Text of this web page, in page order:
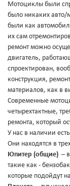
Мотоциклы были
было никаких авто/
были как
их сам
ремонт можно
двигатель,
спроектирован,
конструкция,
материалов, как в
Современные
четырехтактные,
ремонта, который
У нас в наличии
Они находятся в
Юпитер (общие) –
такие как -
которые подойдут